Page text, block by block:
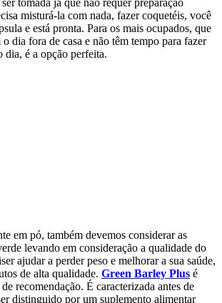
tomada já que não requer preparação
misturá-la com nada, fazer coquetéis, você
e está pronta. Para os mais ocupados, que
o dia fora de casa e não têm tempo para fazer
dia, é a opção perfeita.
em pó, também devemos considerar as
levando em consideração a qualidade do
ajudar a perder peso e melhorar a sua saúde,
de alta qualidade. Green Barley Plus é
recomendação. É caracterizada antes de
distinguido por um suplemento alimentar